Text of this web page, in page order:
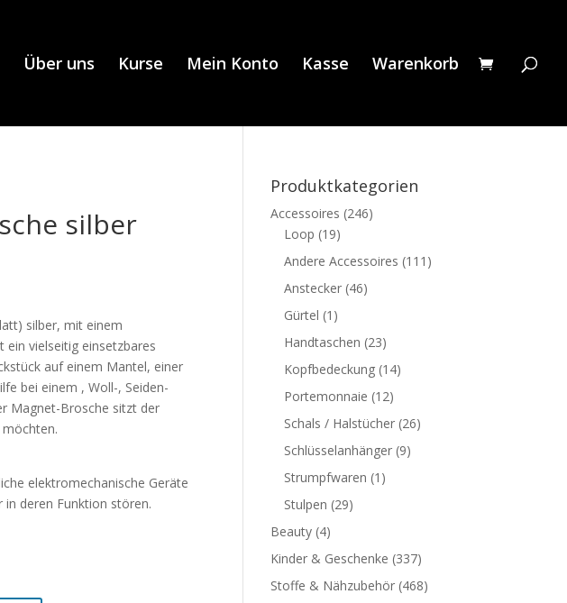
Über uns Kurse Mein Konto Kasse Warenkorb
silber
silber, mit einem
ein vielseitig einsetzbares
auf einem Mantel, einer
bei einem , Woll-, Seiden-
Magnet-Brosche sitzt der
elektromechanische Geräte
in deren Funktion stören.
Produktkategorien
Accessoires (246)
Loop (19)
Andere Accessoires (111)
Anstecker (46)
Gürtel (1)
Handtaschen (23)
Kopfbedeckung (14)
Portemonnaie (12)
Schals / Halstücher (26)
Schlüsselanhänger (9)
Strumpfwaren (1)
Stulpen (29)
Beauty (4)
Kinder & Geschenke (337)
Stoffe & Nähzubehör (468)